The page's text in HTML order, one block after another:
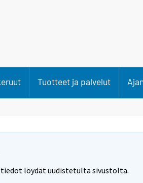
Tuotteet ja palvelut
tiedot löydät uudistetulta sivustolta.